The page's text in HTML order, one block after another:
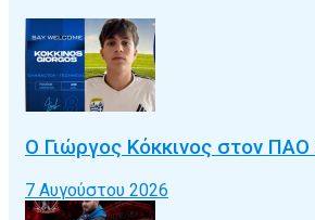
Ο Γιώργος Κόκκινος στον ΠΑΟ
7 Αυγούστου 2026